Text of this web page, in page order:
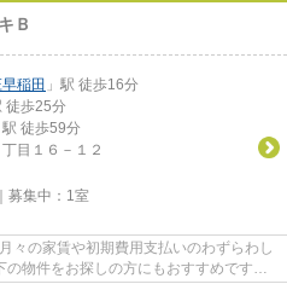
Ｂ
稲田 」駅 徒歩16分
徒歩25分
駅 徒歩59分
丁目１６－１２
募集中： 1室
々の家賃や初期費用支払いのわずらわし
物件をお探しの方にもおすすめです！